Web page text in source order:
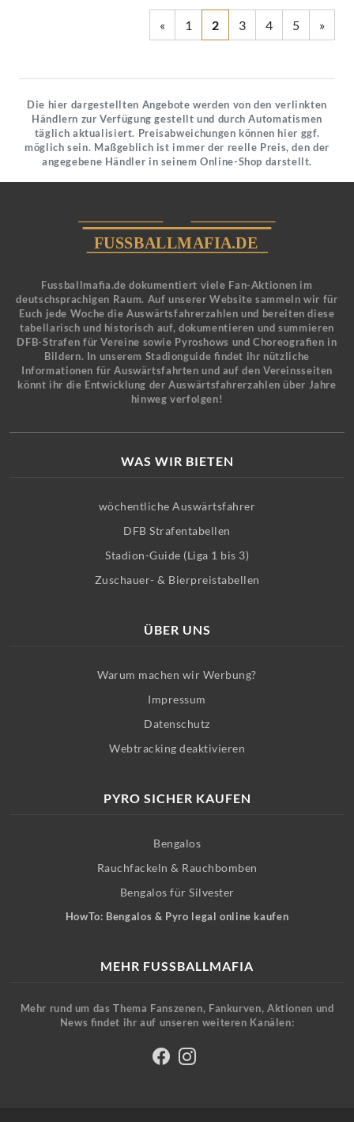
« 1 2 3 4 5 »
Die hier dargestellten Angebote werden von den verlinkten
Händlern zur Verfügung gestellt und durch Automatismen
täglich aktualisiert. Preisabweichungen können hier ggf.
möglich sein. Maßgeblich ist immer der reelle Preis, den der
angegebene Händler in seinem Online-Shop darstellt.
Fussballmafia.de dokumentiert viele Fan-Aktionen im
deutschsprachigen Raum. Auf unserer Website sammeln wir für
Euch jede Woche die Auswärtsfahrerzahlen und bereiten diese
tabellarisch und historisch auf, dokumentieren und summieren
DFB-Strafen für Vereine sowie Pyroshows und Choreografien in
Bildern. In unserem Stadionguide findet ihr nützliche
Informationen für Auswärtsfahrten und auf den Vereinsseiten
könnt ihr die Entwicklung der Auswärtsfahrerzahlen über Jahre
hinweg verfolgen!
WAS WIR BIETEN
wöchentliche Auswärtsfahrer
DFB Strafentabellen
Stadion-Guide (Liga 1 bis 3)
Zuschauer- & Bierpreistabellen
ÜBER UNS
Warum machen wir Werbung?
Impressum
Datenschutz
Webtracking deaktivieren
PYRO SICHER KAUFEN
Bengalos
Rauchfackeln & Rauchbomben
Bengalos für Silvester
HowTo: Bengalos & Pyro legal online kaufen
MEHR FUSSBALLMAFIA
Mehr rund um das Thema Fanszenen, Fankurven, Aktionen und
News findet ihr auf unseren weiteren Kanälen: